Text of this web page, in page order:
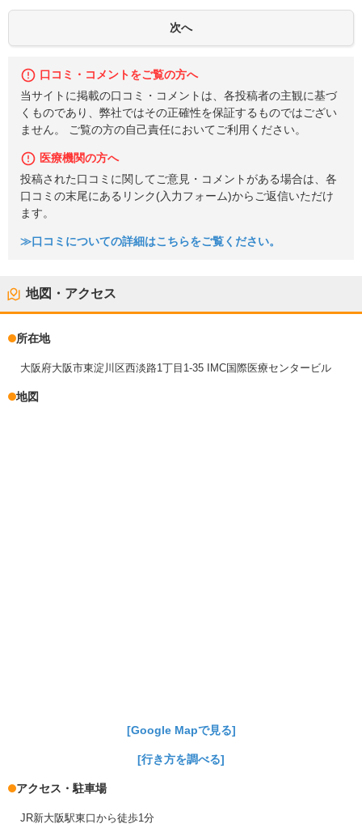
口コミ・コメントをご覧の方へ
当サイトに掲載の口コミ・コメントは、各投稿者の主観に基づ
くものであり、弊社ではその正確性を保証するものではござい
ません。 ご覧の方の自己責任においてご利用ください。
医療機関の方へ
投稿された口コミに関してご意見・コメントがある場合は、各
口コミの末尾にあるリンク(入力フォーム)からご返信いただけ
ます。
≫口コミについての詳細はこちらをご覧ください。
地図・アクセス
所在地
大阪府大阪市東淀川区西淡路1丁目1-35 IMC国際医療センタービル
地図
[Google Mapで見る]
[行き方を調べる]
アクセス・駐車場
JR新大阪駅東口から徒歩1分